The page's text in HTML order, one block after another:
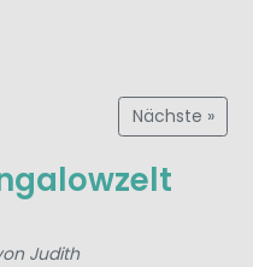
Nächste »
Judith